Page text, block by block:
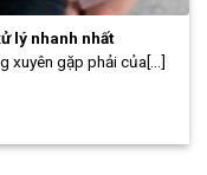
lý nhanh nhất
xuyên gặp phải của[...]